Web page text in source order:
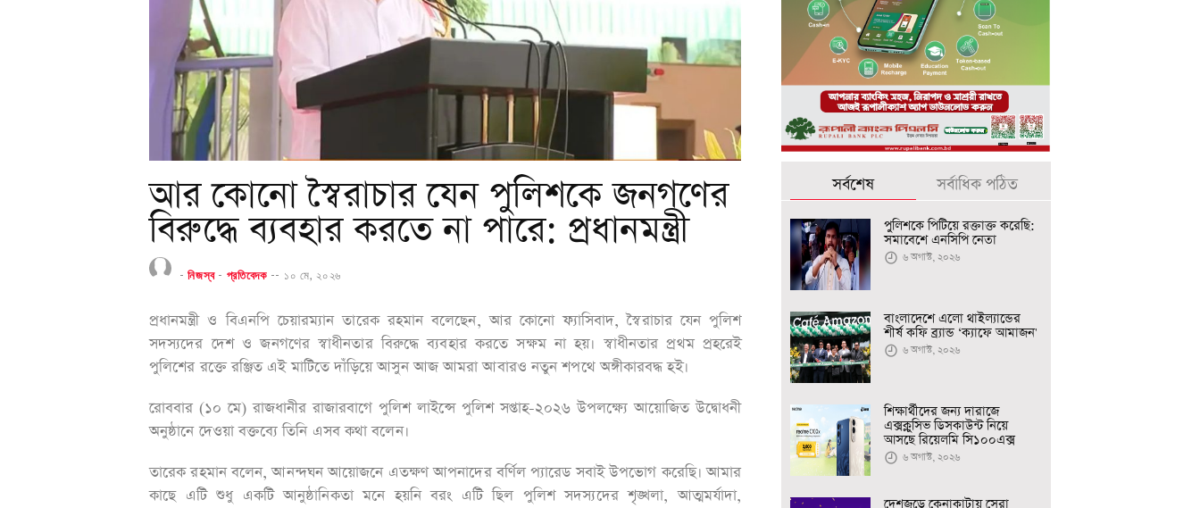
আর কোনো স্বৈরাচার যেন পুলিশকে জনগণের
বিরুদ্ধে ব্যবহার করতে না পারে: প্রধানমন্ত্রী
-নিজস্ব- প্রতিবেদক-- ১০ মে, ২০২৬
প্রধানমন্ত্রী ও বিএনপি চেয়ারম্যান তারেক রহমান বলেছেন, আর কোনো ফ্যাসিবাদ, স্বৈরাচার যেন পুলিশ
সদস্যদের দেশ ও জনগণের স্বাধীনতার বিরুদ্ধে ব্যবহার করতে সক্ষম না হয়। স্বাধীনতার প্রথম প্রহরেই
পুলিশের রক্তে রঞ্জিত এই মাটিতে দাঁড়িয়ে আসুন আজ আমরা আবারও নতুন শপথে অঙ্গীকারবদ্ধ হই।
রোববার (১০ মে) রাজধানীর রাজারবাগে পুলিশ লাইন্সে পুলিশ সপ্তাহ-২০২৬ উপলক্ষ্যে আয়োজিত উদ্বোধনী
অনুষ্ঠানে দেওয়া বক্তব্যে তিনি এসব কথা বলেন।
তারেক রহমান বলেন, আনন্দঘন আয়োজনে এতক্ষণ আপনাদের বর্ণিল প্যারেড সবাই উপভোগ করেছি। আমার
কাছে এটি শুধু একটি আনুষ্ঠানিকতা মনে হয়নি বরং এটি ছিল পুলিশ সদস্যদের শৃঙ্খলা, আত্মমর্যাদা,
সর্বশেষ সর্বাধিক পঠিত
পুলিশকে পিটিয়ে রক্তাক্ত করেছি:
সমাবেশে এনসিপি নেতা
৬ অগাস্ট, ২০২৬
বাংলাদেশে এলো থাইল্যান্ডের
শীর্ষ কফি ব্র্যান্ড ‘ক্যাফে আমাজন'
৬ অগাস্ট, ২০২৬
শিক্ষার্থীদের জন্য দারাজে
এক্সক্লুসিভ ডিসকাউন্ট নিয়ে
আসছে রিয়েলমি সি১০০এক্স
৬ অগাস্ট, ২০২৬
দেশজুড়ে কেনাকাটায় সেরা